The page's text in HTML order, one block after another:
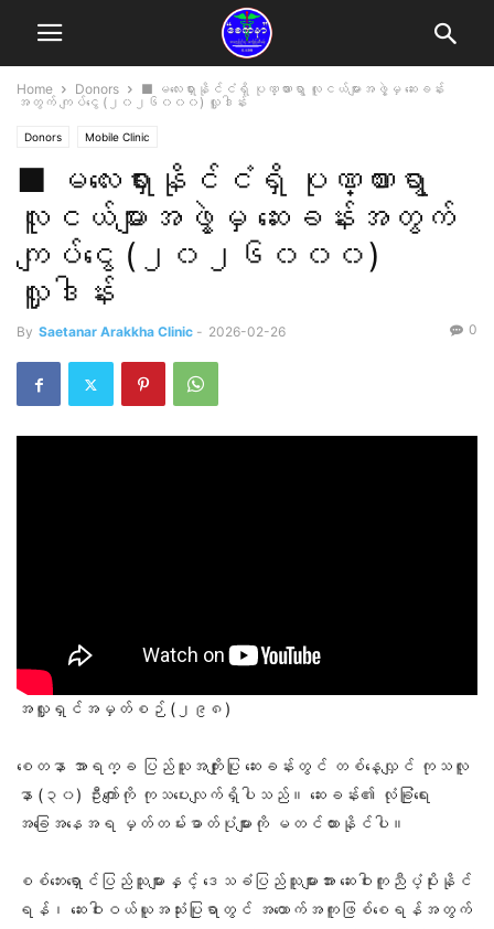
Home Donors
■ မလေးရှားနိုင်ငံရှိ ပုဏ္ဏားရွာ လူငယ်များအဖွဲ့မှ ဆေးခန်း
အတွက် ကျပ်ငွေ (၂၀၂၆၀၀၀) လှူဒါန်း
Donors Mobile Clinic
■ မလေးရှားနိုင်ငံရှိ ပုဏ္ဏားရွာ
လူငယ်များအဖွဲ့မှ ဆေးခန်းအတွက်
ကျပ်ငွေ (၂၀၂၆၀၀၀)
လှူဒါန်း
By Saetanar Arakkha Clinic - 2026-02-26 0
အလှူရှင်အမှတ်စဉ် (၂၉၈)
စေတနာ အာရက္ခ ပြည်သူအကျိုးပြု ဆေးခန်းတွင် တစ်နေ့လျှင် ကုသလူ
နာ (၃၀) ဦးကျော်ကို ကုသပေးလျက်ရှိပါသည်။ ဆေးခန်း၏ လုံခြုံရေး
အခြေအနေအရ မှတ်တမ်းဓာတ်ပုံများကို မတင်ထားနိုင်ပါ။
စစ်ဘေးရှောင်ပြည်သူများနှင့် ဒေသခံပြည်သူများအား ဆေးဝါးကူညီပံ့ပိုးနိုင်
ရန်၊ ဆေးဝါးဝယ်ယူအသုံးပြုရာတွင် အထောက်အကူဖြစ်စေရန်အတွက်